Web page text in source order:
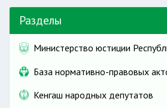
56
календарных дней
на общих
Разделы
Министерство юстиции
База нормативно-правовых
Кенгаш народных депутатов